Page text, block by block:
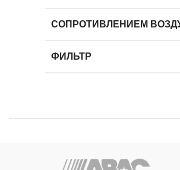
СОПРОТИВЛЕНИЕМ
ФИЛЬТР